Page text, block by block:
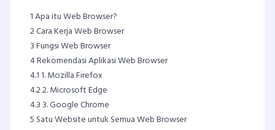
1Apa itu Web Browser?
2Cara Kerja Web Browser
3Fungsi Web Browser
4Rekomendasi Aplikasi Web Browser
4.11. Mozilla Firefox
4.22. Microsoft Edge
4.3 3. Google Chrome
5 Satu Website untuk Semua Web Browser